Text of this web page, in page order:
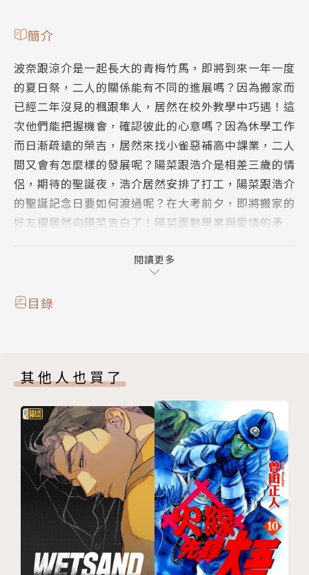
簡介
波奈跟涼介是一起長大的青梅竹馬，即將到來一年一度
的夏日祭，二人的關係能有不同的進展嗎？因為搬家而
已經二年沒見的楓跟隼人，居然在校外教學中巧遇！這
次他們能把握機會，確認彼此的心意嗎？因為休學工作
而日漸疏遠的榮吉，居然來找小雀惡補高中課業，二人
間又會有怎麼樣的發展呢？陽菜跟浩介是相差三歲的情
侶，期待的聖誕夜，浩介居然安排了打工，陽菜跟浩介
的聖誕記念日要如何渡過呢？在大考前夕，即將搬家的
好友櫂居然向陽菜告白了！陽菜面對學業與愛情的矛
閱讀更多
目錄
其他人也買了